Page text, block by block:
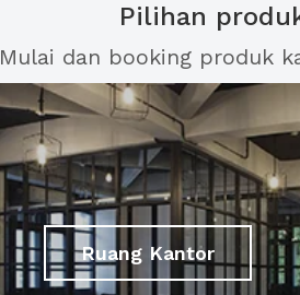
Pilihan
Mulai dan booking produk
Ruang Kantor